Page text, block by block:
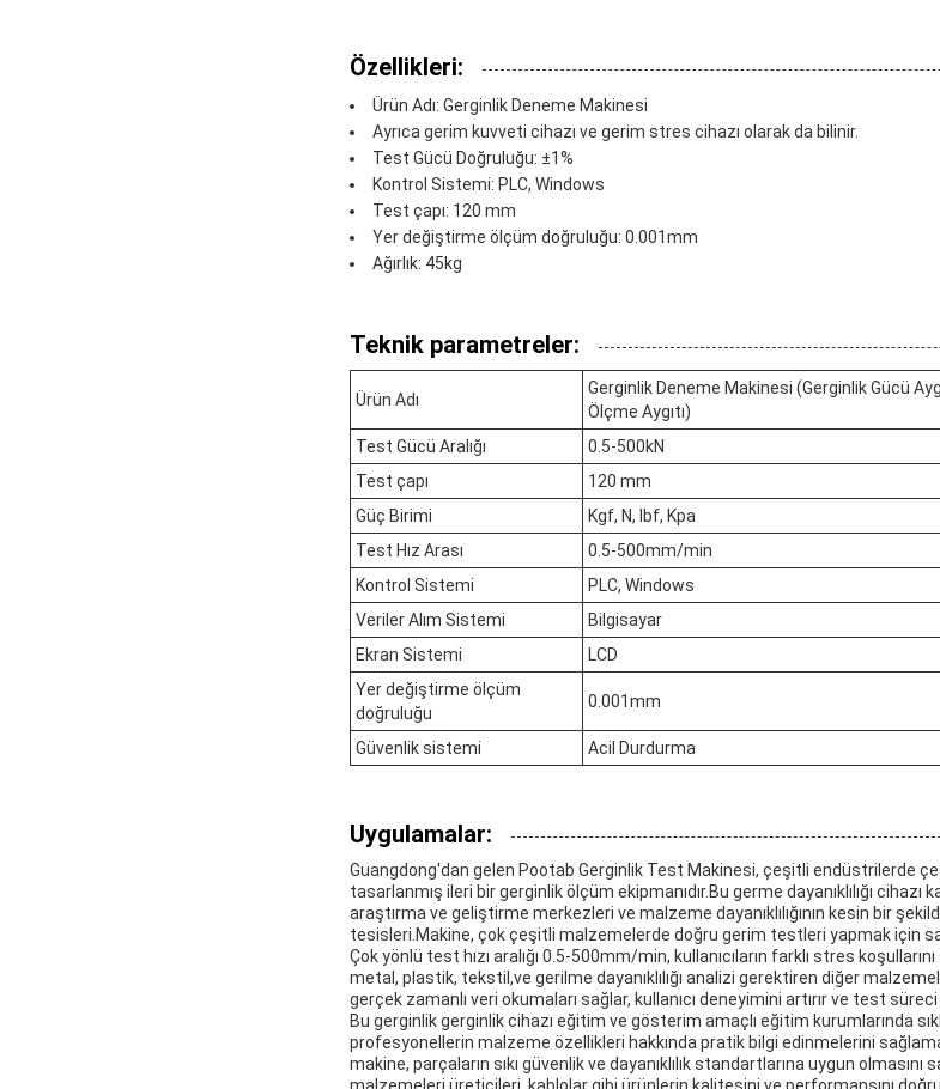
Özellikleri:
Ürün Adı: Gerginlik Deneme Makinesi
Ayrıca gerim kuvveti cihazı ve gerim stres cihazı olarak da bilinir.
Test Gücü Doğruluğu: ±1%
Kontrol Sistemi: PLC, Windows
Test çapı: 120 mm
Yer değiştirme ölçüm doğruluğu: 0.001mm
Ağırlık: 45kg
Teknik parametreler:
Ürün Adı
Gerginlik Deneme Makinesi (Gerginlik Gücü
Ölçme Aygıtı)
Test Gücü Aralığı
0.5-500kN
Test çapı
120 mm
Güç Birimi
Kgf, N, lbf, Kpa
Test Hız Arası
0.5-500mm/min
Kontrol Sistemi
PLC, Windows
Veriler Alım Sistemi
Bilgisayar
Ekran Sistemi
LCD
Yer değiştirme ölçüm
doğruluğu
0.001mm
Güvenlik sistemi Acil Durdurma
Uygulamalar:
Guangdong'dan gelen Pootab Gerginlik Test Makinesi, çeşitli endüstrilerde
tasarlanmış ileri bir gerginlik ölçüm ekipmanıdır.Bu germe dayanıklılığı
araştırma ve geliştirme merkezleri ve malzeme dayanıklılığının kesin bir
tesisleri.Makine, çok çeşitli malzemelerde doğru gerim testleri yapmak için
Çok yönlü test hızı aralığı 0.5-500mm/min, kullanıcıların farklı stres
metal, plastik, tekstil,ve gerilme dayanıklılığı analizi gerektiren diğer
gerçek zamanlı veri okumaları sağlar, kullanıcı deneyimini artırır ve test
Bu gerginlik gerginlik cihazı eğitim ve gösterim amaçlı eğitim kurumlarında
profesyonellerin malzeme özellikleri hakkında pratik bilgi edinmelerini
makine, parçaların sıkı güvenlik ve dayanıklılık standartlarına uygun olmasını